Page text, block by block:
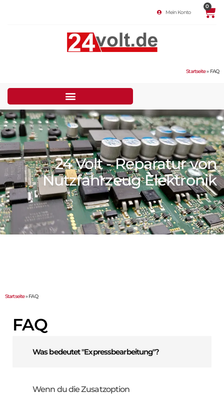
Mein Konto
0
Startseite» FAQ
24 Volt - Reparatur von
Nutzfahrzeug Elektronik
Startseite»FAQ
FAQ
Was bedeutet "Expressbearbeitung"?
Wenn du die Zusatzoption